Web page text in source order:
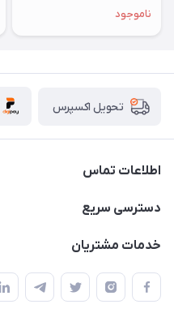
ناموجود
تحویل اکسپرس
اطلاعات تماس
07154503736-09120986090
دسترسی سریع
حساب کاربری
درباره ما
خدمات مشتریان
قوانین و مقررات
حفظ حریم شخصی